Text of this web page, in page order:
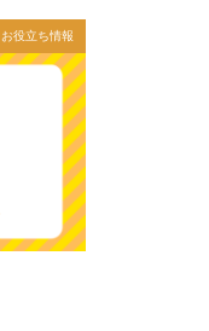
お役立ち情報